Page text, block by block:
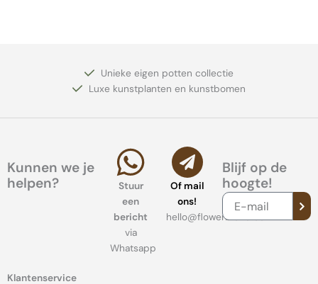
Unieke eigen potten collectie
Luxe kunstplanten en kunstbomen
Kunnen we je
helpen?
Stuur
een
bericht
via
Whatsapp
Of mail
ons!
hello@flowerblend.com
Blijf op de
hoogte!
E-
mail
Klantenservice